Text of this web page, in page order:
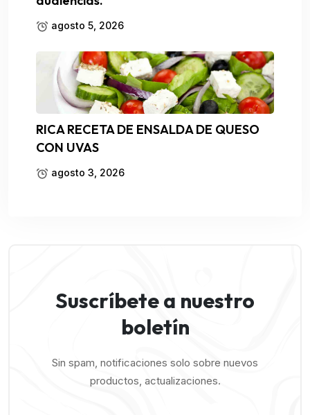
agosto 5, 2026
RICA RECETA DE ENSALDA DE QUESO
CON UVAS
agosto 3, 2026
Suscríbete a nuestro
boletín
Sin spam, notificaciones solo sobre nuevos
productos, actualizaciones.